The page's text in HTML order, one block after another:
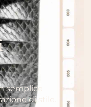
semplice
di stile.